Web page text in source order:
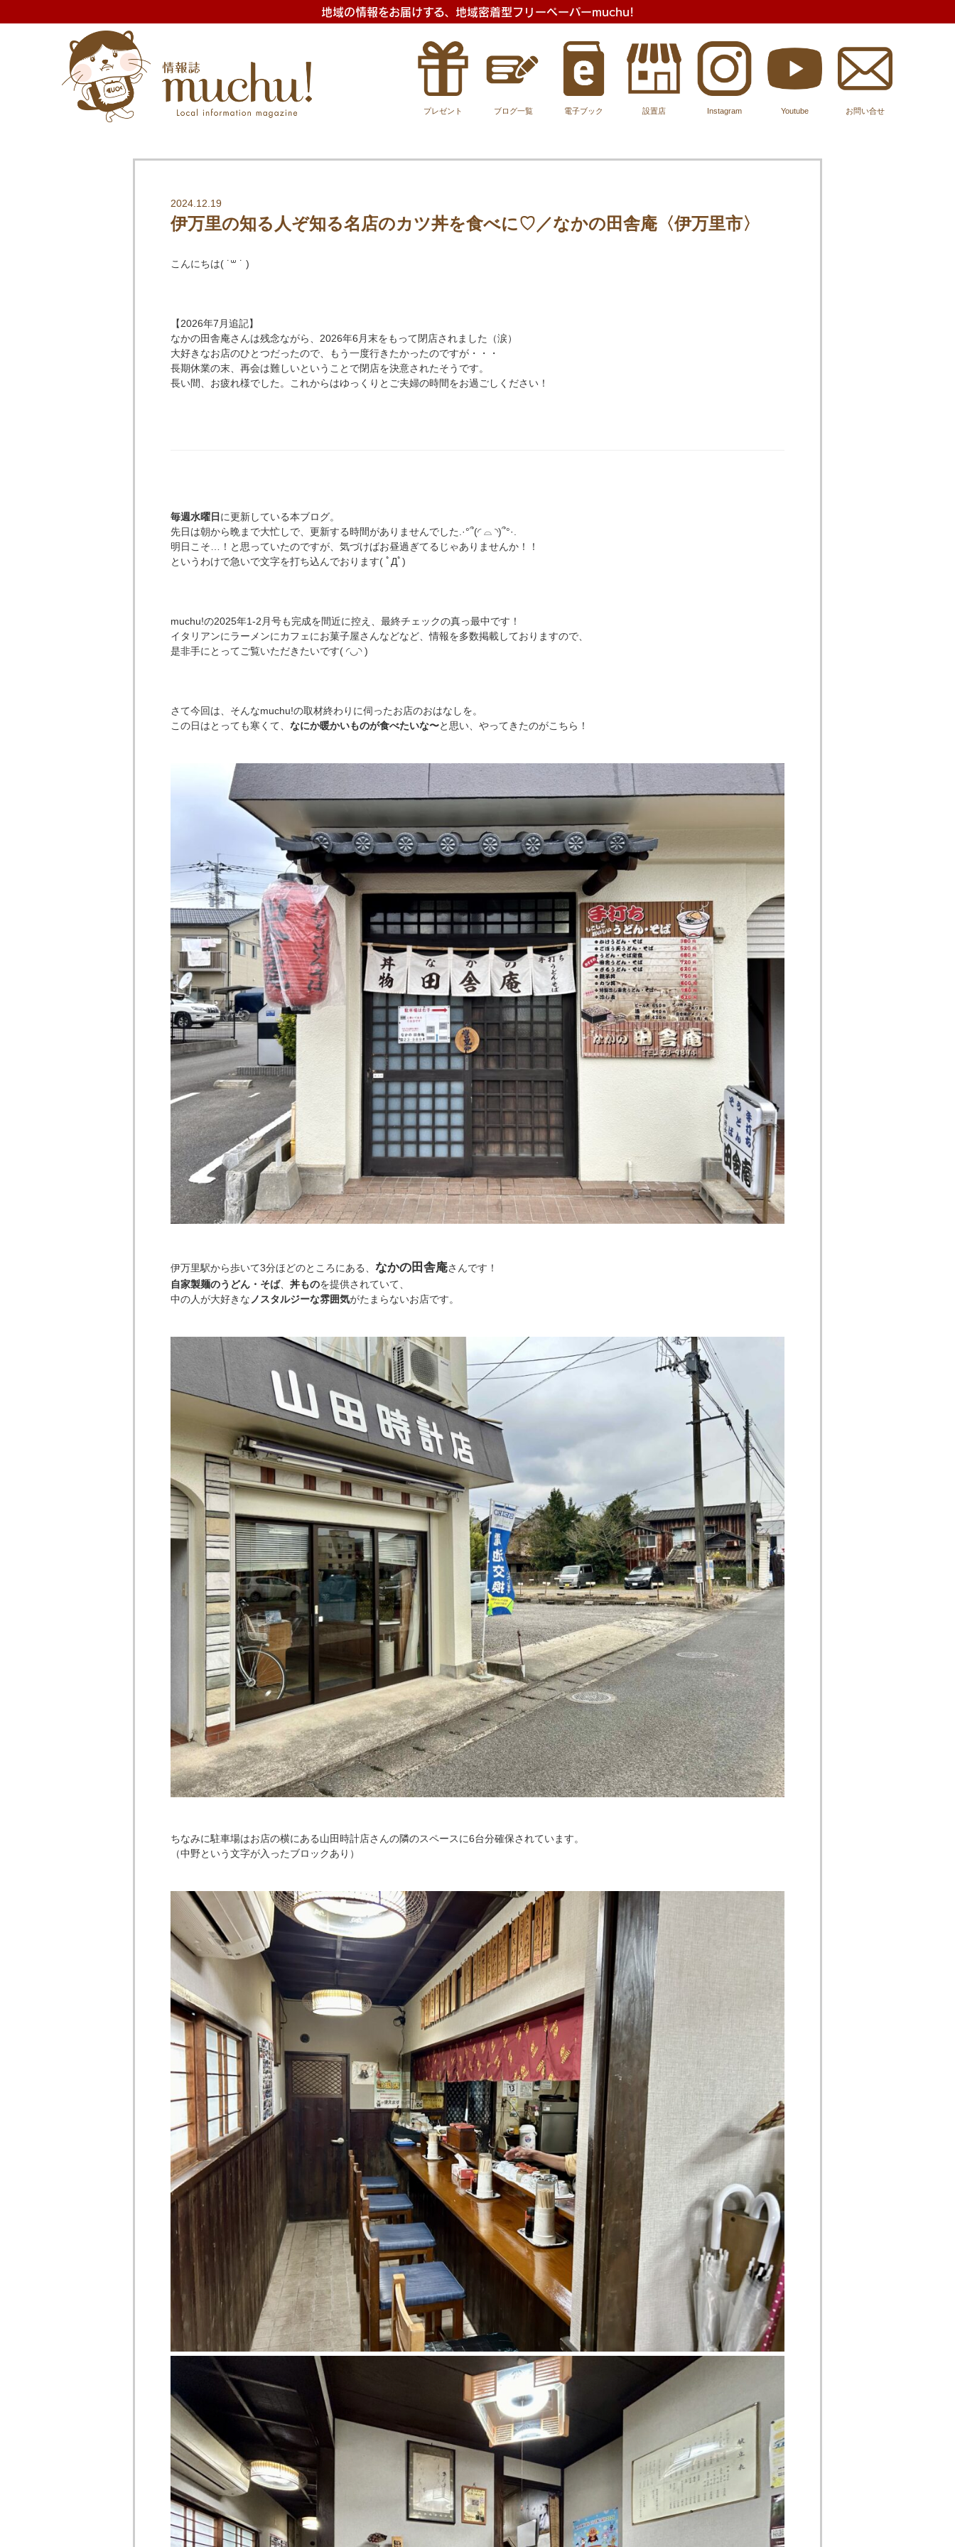
地域の情報をお届けする、地域密着型フリーペーパーmuchu!
プレゼント ブログ一覧 電子ブック 設置店 Instagram Youtube お問い合せ
2024.12.19
伊万里の知る人ぞ知る名店のカツ丼を食べに♡／なかの田舎庵〈伊万里市〉
こんにちは( ˙꒳ ˙ )
【2026年7月追記】
なかの田舎庵さんは残念ながら、2026年6月末をもって閉店されました（涙）
大好きなお店のひとつだったので、もう一度行きたかったのですが・・・
長期休業の末、再会は難しいということで閉店を決意されたそうです。
長い間、お疲れ様でした。これからはゆっくりとご夫婦の時間をお過ごしください！
毎週水曜日 に更新している本ブログ。
先日は朝から晩まで大忙しで、更新する時間がありませんでした.·°՞(◜ ⌓ ◝)՞°·.
明日こそ…！と思っていたのですが、気づけばお昼過ぎてるじゃありませんか！！
というわけで急いで文字を打ち込んでおります( ﾟДﾟ)
muchu!の2025年1-2月号も完成を間近に控え、最終チェックの真っ最中です！
イタリアンにラーメンにカフェにお菓子屋さんなどなど、情報を多数掲載しておりますので、
是非手にとってご覧いただきたいです( ◜◡◝ )
さて今回は、そんなmuchu!の取材終わりに伺ったお店のおはなしを。
この日はとっても寒くて、 なにか暖かいものが食べたいな〜と思い、やってきたのがこちら！
伊万里駅から歩いて3分ほどのところにある、 なかの田舎庵さんです！
自家製麺のうどん・そば、 丼ものを提供されていて、
中の人が大好きな ノスタルジーな雰囲気がたまらないお店です。
ちなみに駐車場はお店の横にある山田時計店さんの隣のスペースに6台分確保されています。
（中野という文字が入ったブロックあり）